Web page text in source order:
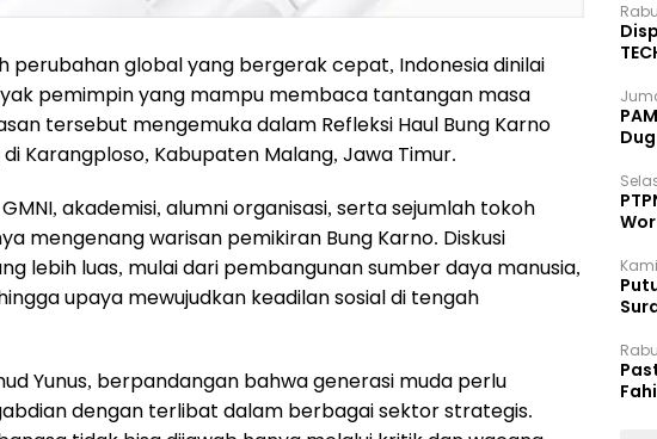
perubahan global yang bergerak cepat, Indonesia dinilai
pemimpin yang mampu membaca tantangan masa
tersebut mengemuka dalam Refleksi Haul Bung Karno
Karangploso, Kabupaten Malang, Jawa Timur.
akademisi, alumni organisasi, serta sejumlah tokoh
mengenang warisan pemikiran Bung Karno. Diskusi
lebih luas, mulai dari pembangunan sumber daya manusia,
upaya mewujudkan keadilan sosial di tengah
Yunus, berpandangan bahwa generasi muda perlu
dengan terlibat dalam berbagai sektor strategis.